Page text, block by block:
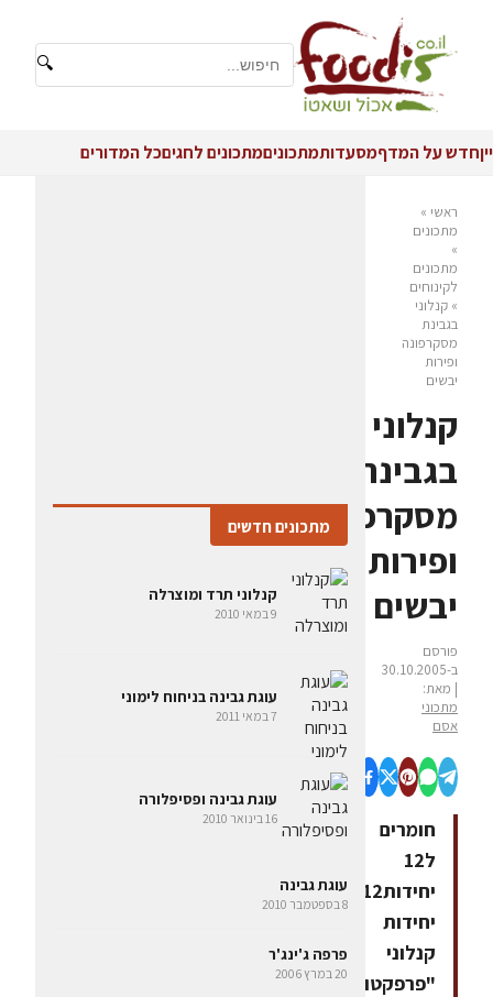
🔍
ייןחדש על המדףמסעדותמתכוניםמתכונים לחגיםכל המדורים
ראשי »
מתכונים
»
מתכונים
לקינוחים
» קנלוני
בגבינת
מסקרפונה
ופירות
יבשים
קנלוני
בגבינת
מסקרפונה
ופירות
יבשים
פורסם
ב-30.10.2005
| מאת:
מתכוני
אסם
חומרים
ל12
יחידות12
יחידות
קנלוני
"פרפקטו"למילוי1
מתכונים חדשים
קנלוני תרד ומוצרלה
9 במאי 2010
עוגת גבינה בניחוח לימוני
7 במאי 2011
עוגת גבינה ופסיפלורה
16 בינואר 2010
עוגת גבינה
8 בספטמבר 2010
פרפה ג'ינג'ר
20 במרץ 2006